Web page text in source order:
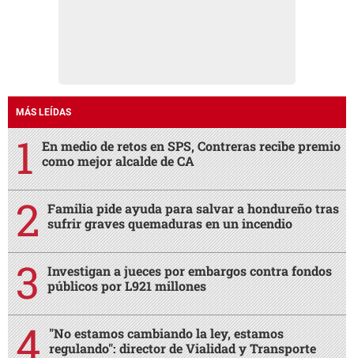
MÁS LEÍDAS
En medio de retos en SPS, Contreras recibe premio
como mejor alcalde de CA
Familia pide ayuda para salvar a hondureño tras
sufrir graves quemaduras en un incendio
Investigan a jueces por embargos contra fondos
públicos por L921 millones
"No estamos cambiando la ley, estamos
regulando": director de Vialidad y Transporte